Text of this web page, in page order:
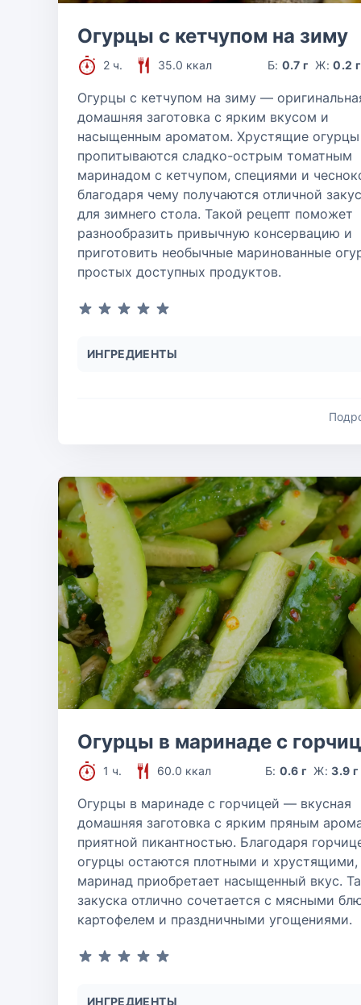
Огурцы с кетчупом на зиму
2 ч. 35.0 ккал Б: 0.7 г Ж:0.2 г
Огурцы с кетчупом на зиму —
домашняя заготовка с ярким вкусом и
насыщенным ароматом. Хрустящие огурцы
пропитываются сладко-острым томатным
маринадом с кетчупом, специями и
благодаря чему получаются отличной
для зимнего стола. Такой рецепт поможет
разнообразить привычную консервацию и
приготовить необычные маринованные
простых доступных продуктов.
ИНГРЕДИЕНТЫ
Огурцы в маринаде с
1 ч. 60.0 ккал Б: 0.6 г Ж:3.9 г
Огурцы в маринаде с горчицей — вкусная
домашняя заготовка с ярким пряным
приятной пикантностью. Благодаря
огурцы остаются плотными и хрустящими,
маринад приобретает насыщенный вкус.
закуска отлично сочетается с мясными
картофелем и праздничными угощениями.
ИНГРЕДИЕНТЫ